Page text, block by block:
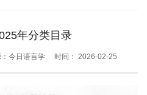
年分类目录
今日语言学 时间： 2026-02-25